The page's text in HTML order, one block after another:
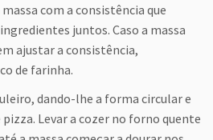
com a consistência que
juntos. Caso a massa
ajustar a consistência,
de farinha.
dando-lhe a forma circular e
pizza. Levar a cozer no forno quente